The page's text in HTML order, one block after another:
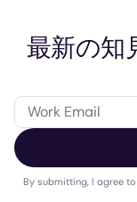
最新の知
By submitting, I agree to